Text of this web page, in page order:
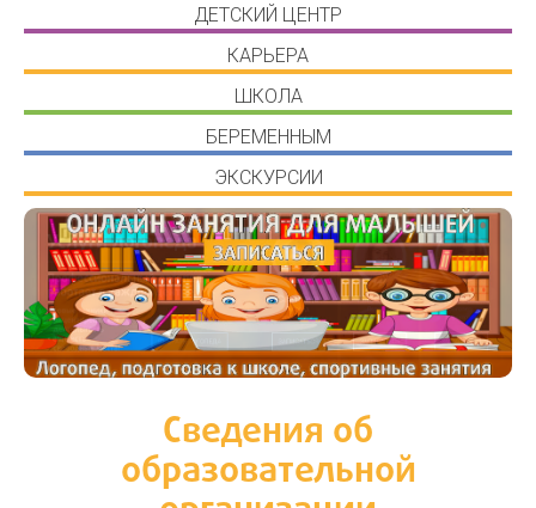
ДЕТСКИЙ ЦЕНТР
КАРЬЕРА
ШКОЛА
БЕРЕМЕННЫМ
ЭКСКУРСИИ
Сведения об
образовательной